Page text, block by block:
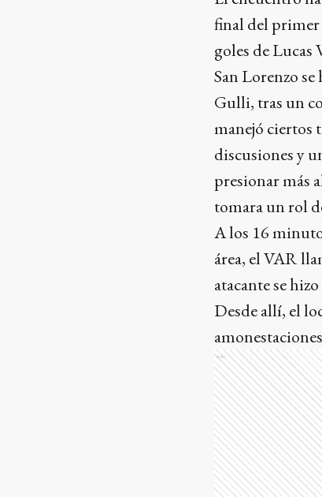
final del
goles de Lucas
San Lorenzo
Gulli, tras un
manejó ciertos
discusiones y
presionar más
tomara un rol
A los 16
área, el VAR
atacante se
Desde allí, el
Ads